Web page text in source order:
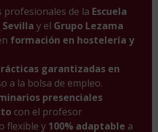
profesionales de la Escuela
y el Grupo Lezama
formación en hostelería y
garantizadas en
a la bolsa de empleo.
presenciales
con el profesor
flexible y 100% adaptable a